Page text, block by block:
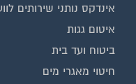
אינדקס נותני שירותים
איטום גגות
ביטוח ועד בית
חיטוי מאגרי מים